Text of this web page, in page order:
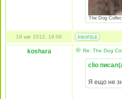
The Dog
19 авг 2012, 19:06
koshara Re: The Dog
clio
Я ещо не